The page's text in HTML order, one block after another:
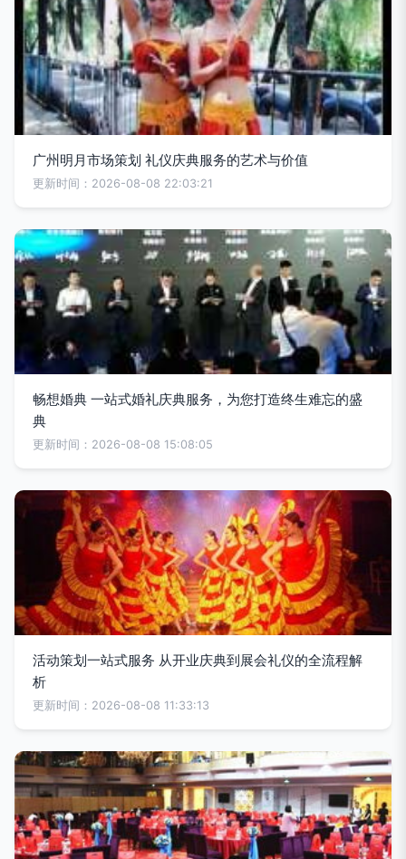
广州明月市场策划 礼仪庆典服务的艺术与价值
更新时间：2026-08-08 22:03:21
畅想婚典 一站式婚礼庆典服务，为您打造终生难忘的盛
典
更新时间：2026-08-08 15:08:05
活动策划一站式服务 从开业庆典到展会礼仪的全流程解
析
更新时间：2026-08-08 11:33:13